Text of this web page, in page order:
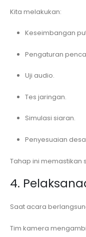
Kita melakukan:
Keseimbangan
Pengaturan
Uji audio.
Tes jaringan.
Simulasi siaran.
Penyesuaian
Tahap ini memastikan
4.
Saat acara
Tim kamera